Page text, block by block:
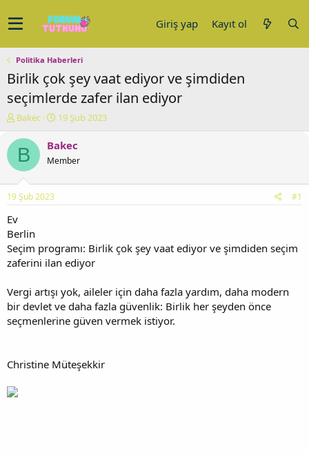
Giriş yap Kayıt ol
Politika Haberleri
Birlik çok şey vaat ediyor ve şimdiden
seçimlerde zafer ilan ediyor
K
n
u
y
b
a
ş
a
t
a
Bakec
B
ş
a
r
i
19 Şub 2023
B Bakec
Member
19 Şub 2023 #1
Ev
Berlin
Seçim programı: Birlik çok şey vaat ediyor ve şimdiden seçim
zaferini ilan ediyor
Vergi artışı yok, aileler için daha fazla yardım, daha modern
bir devlet ve daha fazla güvenlik: Birlik her şeyden önce
seçmenlerine güven vermek istiyor.
Christine Müteşekkir